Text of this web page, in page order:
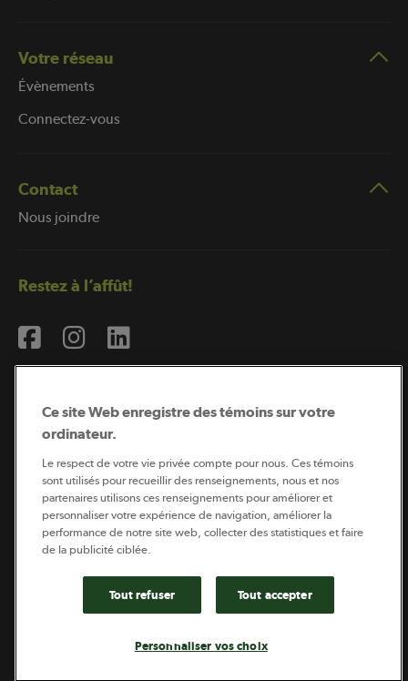
Votre réseau
Évènements
Connectez-vous
Contact
Nous joindre
Restez à l’affût!
Coopérateur est publié par Sollio Groupe Coopératif.
Il est l’outil d’information de la coopération agricole
québécoise.
Ce site Web enregistre des témoins sur votre
ordinateur.
Le respect de votre vie privée compte pour nous. Ces témoins
sont utilisés pour recueillir des renseignements, nous et nos
partenaires utilisons ces renseignements pour améliorer et
personnaliser votre expérience de navigation, améliorer la
performance de notre site web, collecter des statistiques et faire
de la publicité ciblée.
Tout refuser Tout accepter
Personnaliser vos choix